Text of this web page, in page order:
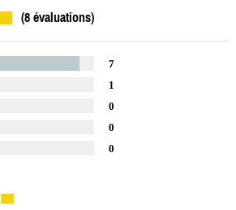
(8 évaluations)
7
1
0
0
0